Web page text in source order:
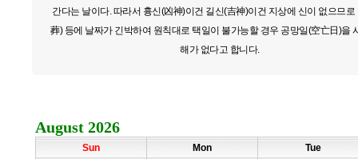
간다는 날이다. 따라서 흉신(凶神)이건 길신(吉神)이건 지상에 신이 없으므로
葬) 등에 날짜가 긴박하여 원칙대로 택일이 불가능할 경우 공망일(空亡日)을
해가 없다고 합니다.
August 2026
Sun Mon Tue